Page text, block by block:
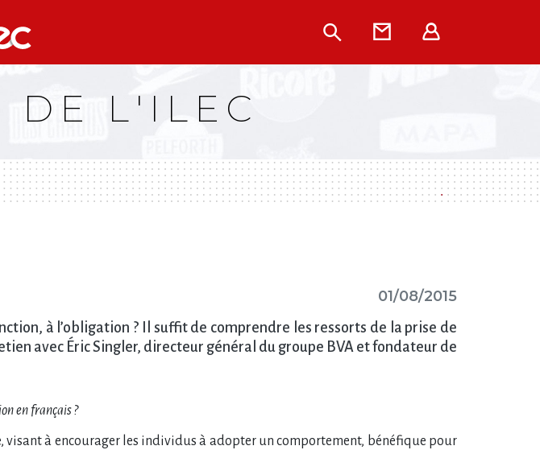
Rechercher
Contact
DE L'ILEC
01/08/2015
à l’obligation ? Il suffit de comprendre les ressorts de la prise de
avec Éric Singler, directeur général du groupe BVA et fondateur de
en français ?
visant à encourager les individus à adopter un comportement, bénéfique pour